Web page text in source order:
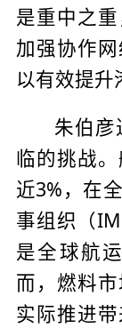
是重中之重
加强协作
以有效提升
朱伯
临的挑战
近3%，在
事组织（
是全球航
而，燃料
实际推进